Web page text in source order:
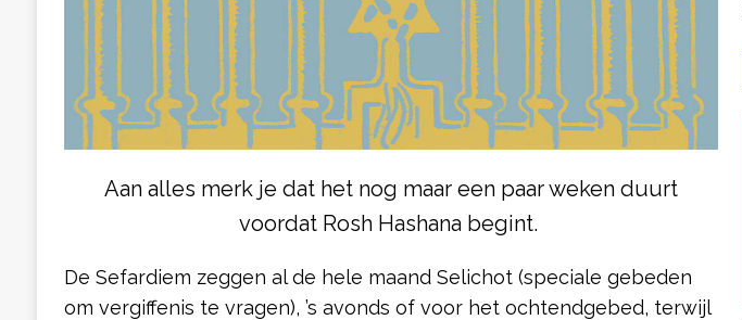
Aan alles merk je dat het nog maar een paar weken duurt
voordat Rosh Hashana begint.
De Sefardiem zeggen al de hele maand Selichot (speciale gebeden
om vergiffenis te vragen), ’s avonds of voor het ochtendgebed, terwijl